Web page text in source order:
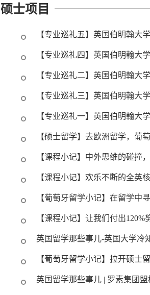
硕士项目
【专业巡礼五】英国伯明翰大
【专业巡礼四】英国伯明翰大
【专业巡礼二】英国伯明翰大
【专业巡礼三】英国伯明翰大
【专业巡礼一】英国伯明翰大
【硕士留学】去欧洲留学，葡
【课程小记】中外思维的碰撞
【课程小记】欢乐不断的全英
【葡萄牙留学小记】在留学中
【课程小记】让我们付出
英国留学那些事儿-英国大学冷
【葡萄牙留学小记】拉开硕士
英国留学那些事儿 | 罗素集团